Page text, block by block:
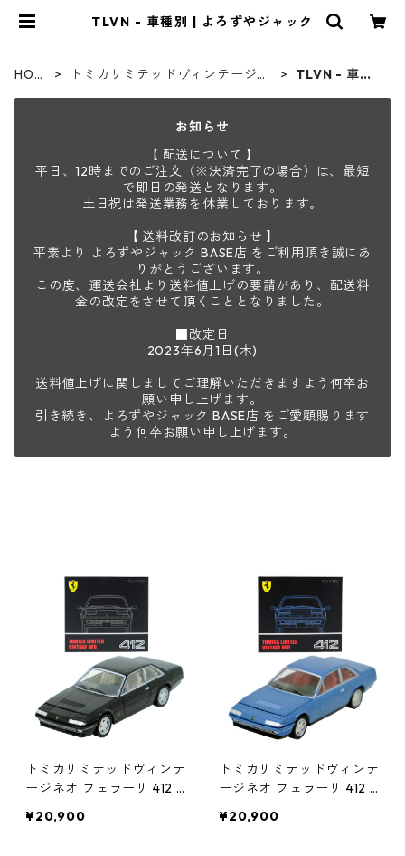
TLVN - 車種別 | よろずやジャック
HOM
トミカリミテッドヴィンテージネ
TLVN - 車種
お知らせ
【 配送について 】
平日、12時までのご注文（※決済完了の場合）は、最短
で即日の発送となります。
土日祝は発送業務を休業しております。
【 送料改訂のお知らせ 】
平素より よろずやジャック BASE店 をご利用頂き誠にあ
りがとうございます。
この度、運送会社より送料値上げの要請があり、配送料
金の改定をさせて頂くこととなりました。
■改定日
2023年6月1日(木)
送料値上げに関しましてご理解いただきますよう何卒お
願い申し上げます。
引き続き、よろずやジャック BASE店 をご愛顧賜ります
よう何卒お願い申し上げます。
トミカリミテッドヴィンテ
ージネオ フェラーリ 412 #
¥20,900
トミカリミテッドヴィンテ
ージネオ フェラーリ 412 #
¥20,900